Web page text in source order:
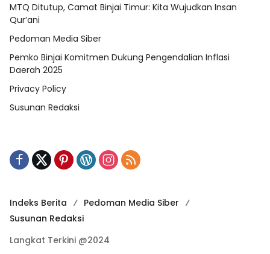
MTQ Ditutup, Camat Binjai Timur: Kita Wujudkan Insan
Qur’ani
Pedoman Media Siber
Pemko Binjai Komitmen Dukung Pengendalian Inflasi
Daerah 2025
Privacy Policy
Susunan Redaksi
Indeks Berita
Pedoman Media Siber
Susunan Redaksi
Langkat Terkini @2024